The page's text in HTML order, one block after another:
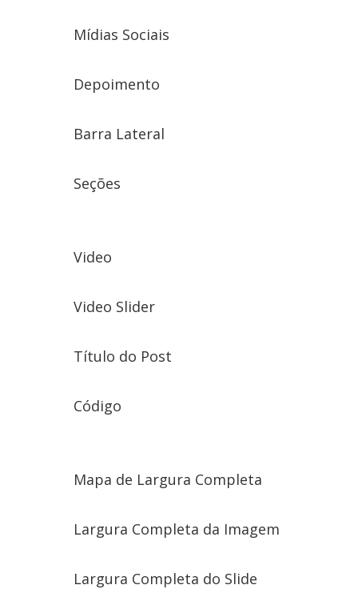
Mídias Sociais
Depoimento
Barra Lateral
Seções
Video
Video Slider
Título do Post
Código
Mapa de Largura Completa
Largura Completa da Imagem
Largura Completa do Slide